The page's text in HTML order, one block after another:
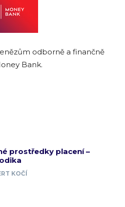
odborně a finančně
Bank.
prostředky placení –
KOČÍ